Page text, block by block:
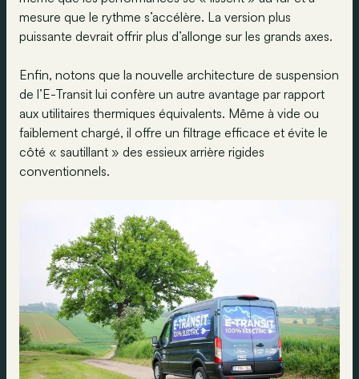
mesure que le rythme s’accélère. La version plus
puissante devrait offrir plus d’allonge sur les grands axes.
Enfin, notons que la nouvelle architecture de suspension
de l’E-Transit lui confère un autre avantage par rapport
aux utilitaires thermiques équivalents. Même à vide ou
faiblement chargé, il offre un filtrage efficace et évite le
côté « sautillant » des essieux arrière rigides
conventionnels.